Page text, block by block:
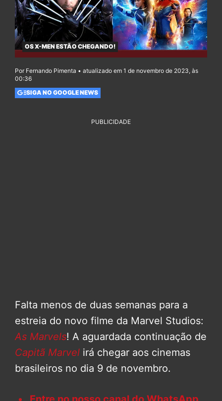
OS X-MEN ESTÃO CHEGANDO!
Por Fernando Pimenta • atualizado em 1 de novembro de 2023, às
00:36
SIGA NO GOOGLE NEWS
PUBLICIDADE
Falta menos de duas semanas para a
estreia do novo filme da Marvel Studios:
As Marvels! A aguardada continuação de
Capitã Marvel irá chegar aos cinemas
brasileiros no dia 9 de novembro.